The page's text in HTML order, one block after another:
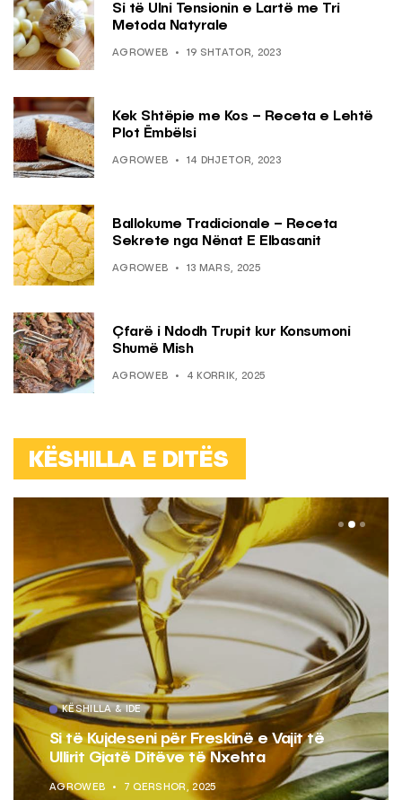
Si të Ulni Tensionin e Lartë me Tri
Metoda Natyrale
AGROWEB 19 SHTATOR, 2023
Kek Shtëpie me Kos – Receta e Lehtë
Plot Ëmbëlsi
AGROWEB 14 DHJETOR, 2023
Ballokume Tradicionale – Receta
Sekrete nga Nënat E Elbasanit
AGROWEB 13 MARS, 2025
Çfarë i Ndodh Trupit kur Konsumoni
Shumë Mish
AGROWEB 4 KORRIK, 2025
KËSHILLA E DITËS
KËSHILLA & IDE
Si të Kujdeseni për Freskinë e Vajit të
Ullirit Gjatë Ditëve të Nxehta
AGROWEB 7 QERSHOR, 2025